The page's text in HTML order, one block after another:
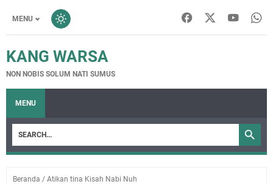
MENU
KANG WARSA
NON NOBIS SOLUM NATI SUMUS
MENU
Beranda / Atikan tina Kisah Nabi Nuh